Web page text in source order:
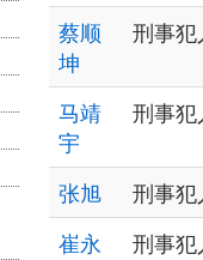
蔡顺
坤
刑事犯
马靖
宇
刑事犯
张旭
刑事犯
崔永
刑事犯